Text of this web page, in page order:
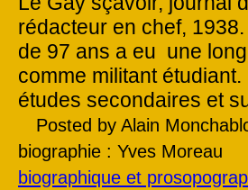
rédacteur en chef,
de 97 ans a eu une
comme militant
études secondaires et
Posted by Alain
biographie : Yves Moreau
biographique et